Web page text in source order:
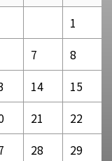
1
7
8
14
15
21
22
28
29